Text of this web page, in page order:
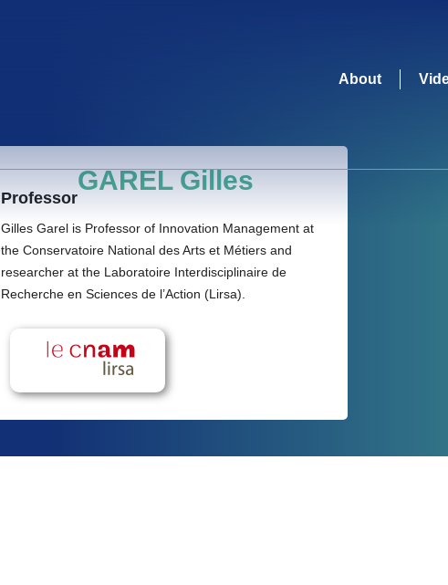
About
GAREL Gilles
Professor
Gilles Garel is Professor of Innovation Management at
the Conservatoire National des Arts et Métiers and
researcher at the Laboratoire Interdisciplinaire de
Recherche en Sciences de l’Action (Lirsa).